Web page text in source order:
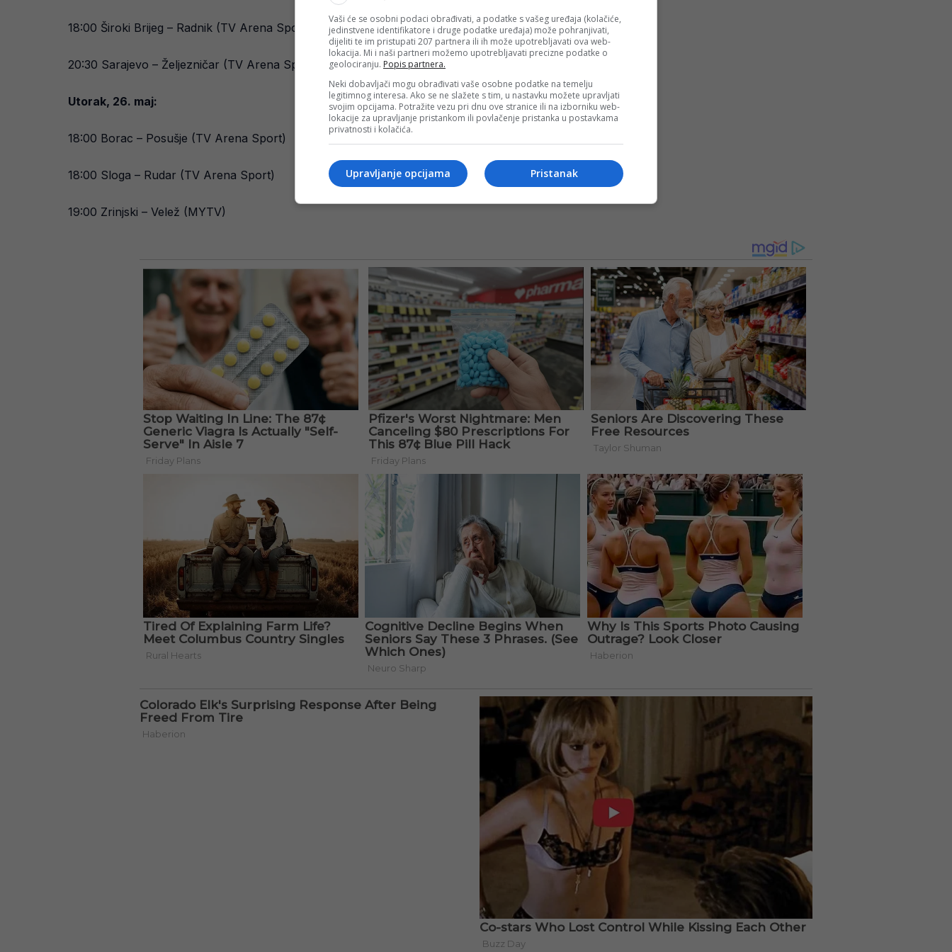
18:00 Široki Brijeg – Radnik (TV Arena Sport)
20:30 Sarajevo – Željezničar (TV Arena Sport)
Utorak, 26. maj:
18:00 Borac – Posušje (TV Arena Sport)
18:00 Sloga – Rudar (TV Arena Sport)
19:00 Zrinjski – Velež (MYTV)
Vaši će se osobni podaci obrađivati, a podatke s vašeg uređaja (kolačiće,
jedinstvene identifikatore i druge podatke uređaja) može pohranjivati,
dijeliti te im pristupati 207 partnera ili ih može upotrebljavati ova web-
lokacija. Mi i naši partneri možemo upotrebljavati precizne podatke o
geolociranju. Popis partnera.
Neki dobavljači mogu obrađivati vaše osobne podatke na temelju
legitimnog interesa. Ako se ne slažete s tim, u nastavku možete upravljati
svojim opcijama. Potražite vezu pri dnu ove stranice ili na izborniku web-
lokacije za upravljanje pristankom ili povlačenje pristanka u postavkama
privatnosti i kolačića.
Pristanak
Upravljanje opcijama